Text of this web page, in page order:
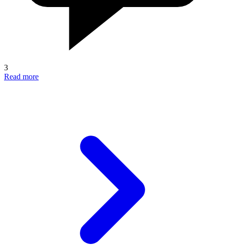
3
Read more